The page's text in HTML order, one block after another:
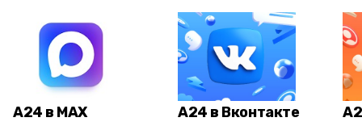
А24 в MAX А24 в Вконтакте